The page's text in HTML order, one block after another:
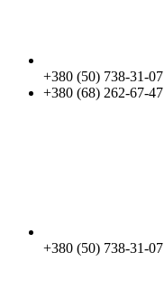
+380 (50) 738-31-07
+380 (68) 262-67-47
+380 (50) 738-31-07